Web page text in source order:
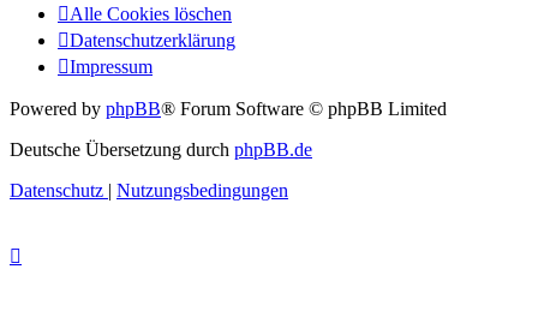
Alle Cookies löschen
Datenschutzerklärung
Impressum
Powered by phpBB® Forum Software © phpBB Limited
Deutsche Übersetzung durch phpBB.de
Datenschutz | Nutzungsbedingungen